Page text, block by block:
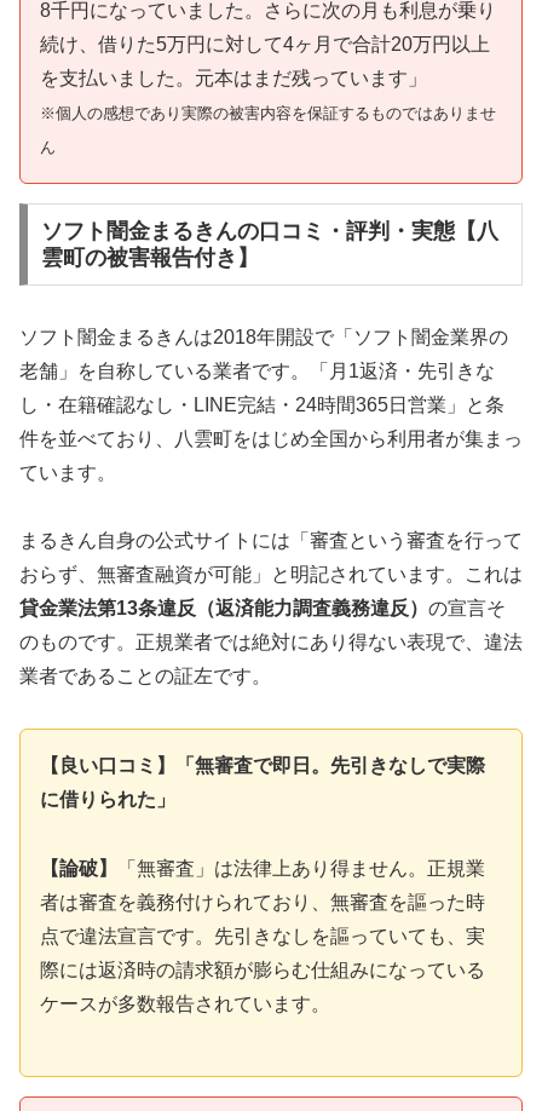
8千円になっていました。さらに次の月も利息が乗り
続け、借りた5万円に対して4ヶ月で合計20万円以上
を支払いました。元本はまだ残っています」
※個人の感想であり実際の被害内容を保証するものではありませ
ん
ソフト闇金まるきんの口コミ・評判・実態【八
雲町の被害報告付き】
ソフト闇金まるきんは2018年開設で「ソフト闇金業界の
老舗」を自称している業者です。「月1返済・先引きな
し・在籍確認なし・LINE完結・24時間365日営業」と条
件を並べており、八雲町をはじめ全国から利用者が集まっ
ています。
まるきん自身の公式サイトには「審査という審査を行って
おらず、無審査融資が可能」と明記されています。これは
貸金業法第13条違反（返済能力調査義務違反） の宣言そ
のものです。正規業者では絶対にあり得ない表現で、違法
業者であることの証左です。
【良い口コミ】「無審査で即日。先引きなしで実際
に借りられた」
【論破】
「無審査」は法律上あり得ません。正規業
者は審査を義務付けられており、無審査を謳った時
点で違法宣言です。先引きなしを謳っていても、実
際には返済時の請求額が膨らむ仕組みになっている
ケースが多数報告されています。